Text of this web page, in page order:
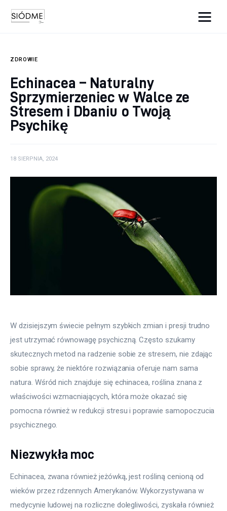
Uroda
Edukacja
ZDROWIE
Echinacea – Naturalny
Sprzymierzeniec w Walce ze
Stresem i Dbaniu o Twoją
Psychikę
18 SIERPNIA, 2024
W dzisiejszym świecie pełnym szybkich zmian i presji trudno
jest utrzymać równowagę psychiczną. Często szukamy
skutecznych metod na radzenie sobie ze stresem, nie zdając
sobie sprawy, że niektóre rozwiązania oferuje nam sama
natura. Wśród nich znajduje się echinacea, roślina znana z
właściwości wzmacniających, która może okazać się
pomocna również w redukcji stresu i poprawie samopoczucia
psychicznego.
Niezwykła moc
Echinacea, zwana również jeżówką, jest rośliną cenioną od
wieków przez rdzennych Amerykanów. Wykorzystywana w
medycynie ludowej na rozliczne dolegliwości, zyskała również